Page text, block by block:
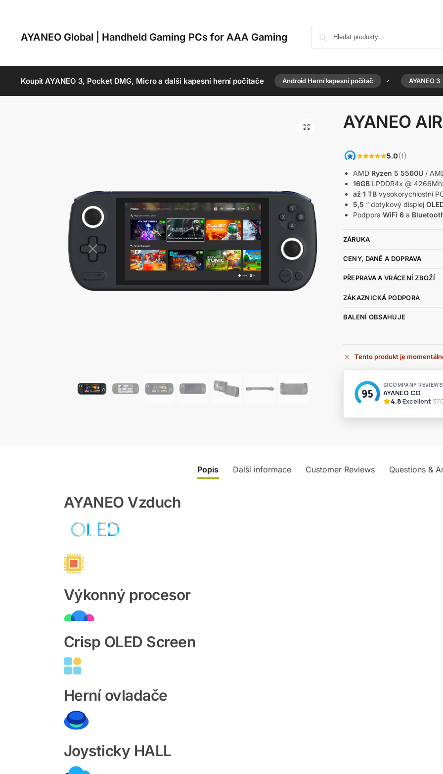
AYANEO Global | Handheld Gaming PCs for AAA Gaming
Koupit AYANEO 3, Pocket DMG, Micro a další kapesní herní počítače Android Herní kapesní počítač AYANEO 3
AYANEO
AMD Ryzen 5 5560U/
16GBLPDDR4x @
až 1 TBvysokorychlostní
5,5 “ dotykový displej
Podpora WiFi 6a
ZÁRUKA
CENY, DANĚ A DOPRAVA
PŘEPRAVA A VRÁCENÍ ZBOŽÍ
ZÁKAZNICKÁ PODPORA
BALENÍ OBSAHUJE
Tento produkt je
v
Popis Další informace Customer Reviews Questions &
AYANEO Vzduch
Výkonný procesor
Crisp OLED Screen
Herní ovladače
Joysticky HALL